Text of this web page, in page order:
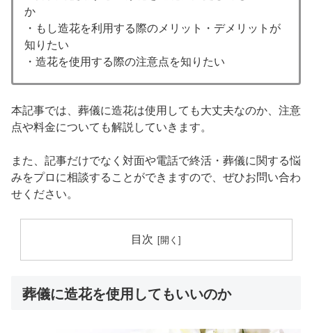
か
・もし造花を利用する際のメリット・デメリットが
知りたい
・造花を使用する際の注意点を知りたい
本記事では、葬儀に造花は使用しても大丈夫なのか、注意
点や料金についても解説していきます。
また、記事だけでなく対面や電話で終活・葬儀に関する悩
みをプロに相談することができますので、ぜひお問い合わ
せください。
目次
葬儀に造花を使用してもいいのか